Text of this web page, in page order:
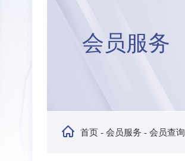
会员服务
首页- 会员服务 - 会员查询